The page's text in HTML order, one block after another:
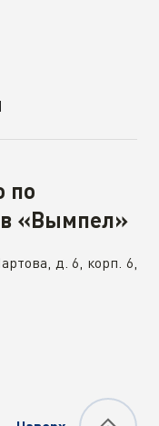
по
«Вымпел»
д. 6, корп. 6,